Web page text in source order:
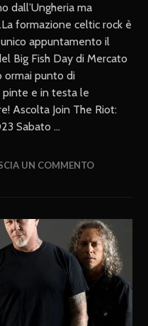
dall’Ungheria ma
formazione celtic rock è
appuntamento il
Big Fish Day di Mercato
ormai punto di
e in testa le
Ascolta Join The Riot:
Sabato …
UN COMMENTO